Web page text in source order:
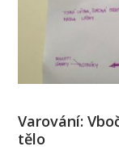
Varování:
tělo